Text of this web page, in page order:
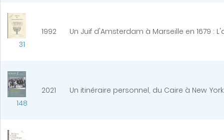
31
1992 Un Juif d'Amsterdam à Marseille en 1679 :
148
2021 Un itinéraire personnel, du Caire à New York